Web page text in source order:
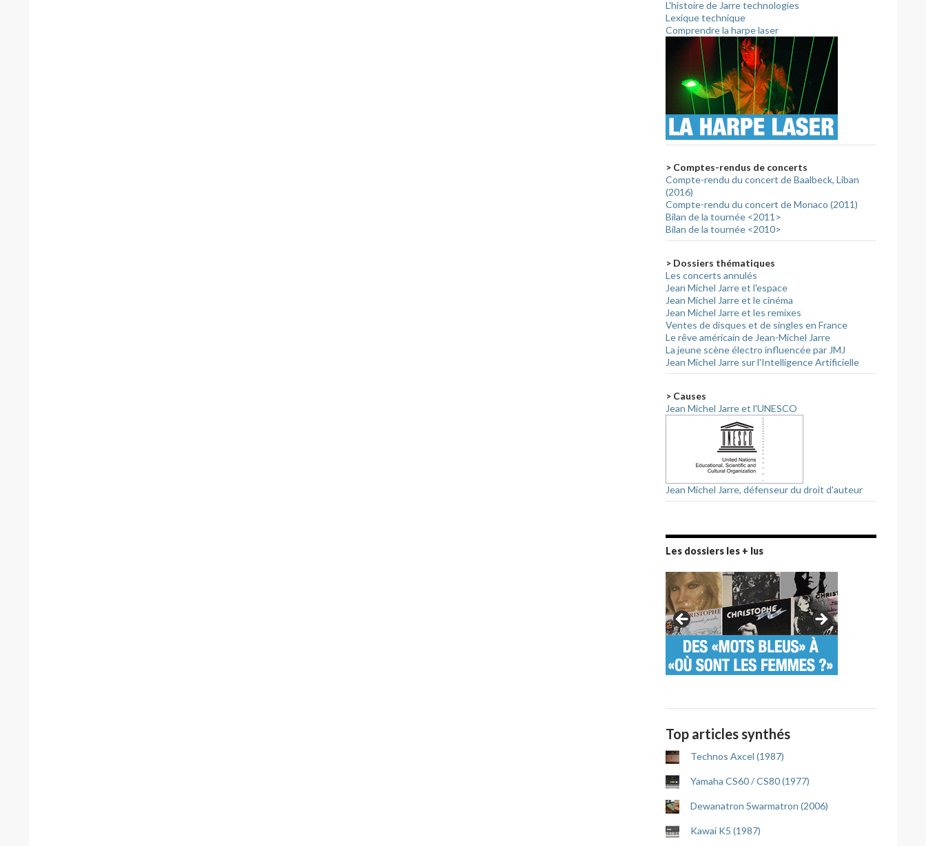
L'histoire de Jarre technologies
Lexique technique
Comprendre la harpe laser
> Comptes-rendus de concerts
Compte-rendu du concert de Baalbeck, Liban
(2016)
Compte-rendu du concert de Monaco (2011)
Bilan de la tournée <2011>
Bilan de la tournée <2010>
> Dossiers thématiques
Les concerts annulés
Jean Michel Jarre et l'espace
Jean Michel Jarre et le cinéma
Jean Michel Jarre et les remixes
Ventes de disques et de singles en France
Le rêve américain de Jean-Michel Jarre
La jeune scène électro influencée par JMJ
Jean Michel Jarre sur l'Intelligence Artificielle
> Causes
Jean Michel Jarre et l'UNESCO
Jean Michel Jarre, défenseur du droit d'auteur
Les dossiers les + lus
Top articles synthés
Technos Axcel (1987)
Yamaha CS60 / CS80 (1977)
Dewanatron Swarmatron (2006)
Kawai K5 (1987)